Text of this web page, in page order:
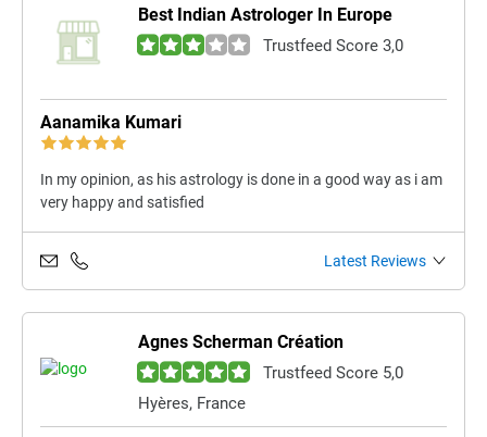
Best Indian Astrologer In Europe
Trustfeed Score 3,0
Aanamika Kumari
In my opinion, as his astrology is done in a good way as i am
very happy and satisfied
Latest Reviews
Agnes Scherman Création
Trustfeed Score 5,0
Hyères, France